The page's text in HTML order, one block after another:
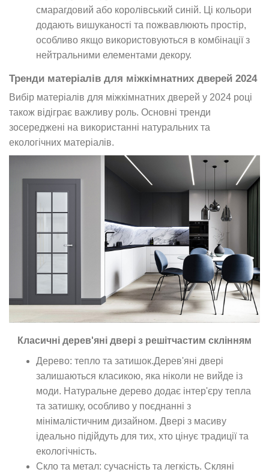
смарагдовий або королівський синій. Ці кольори
додають вишуканості та пожвавлюють простір,
особливо якщо використовуються в комбінації з
нейтральними елементами декору.
Тренди матеріалів для міжкімнатних дверей 2024
Вибір матеріалів для міжкімнатних дверей у 2024 році
також відіграє важливу роль. Основні тренди
зосереджені на використанні натуральних та
екологічних матеріалів.
Класичні дерев'яні двері з решітчастим склінням
Дерево: тепло та затишок.Дерев'яні двері
залишаються класикою, яка ніколи не вийде із
моди. Натуральне дерево додає інтер'єру тепла
та затишку, особливо у поєднанні з
мінімалістичним дизайном. Двері з масиву
ідеально підійдуть для тих, хто цінує традиції та
екологічність.
Скло та метал: сучасність та легкість. Скляні